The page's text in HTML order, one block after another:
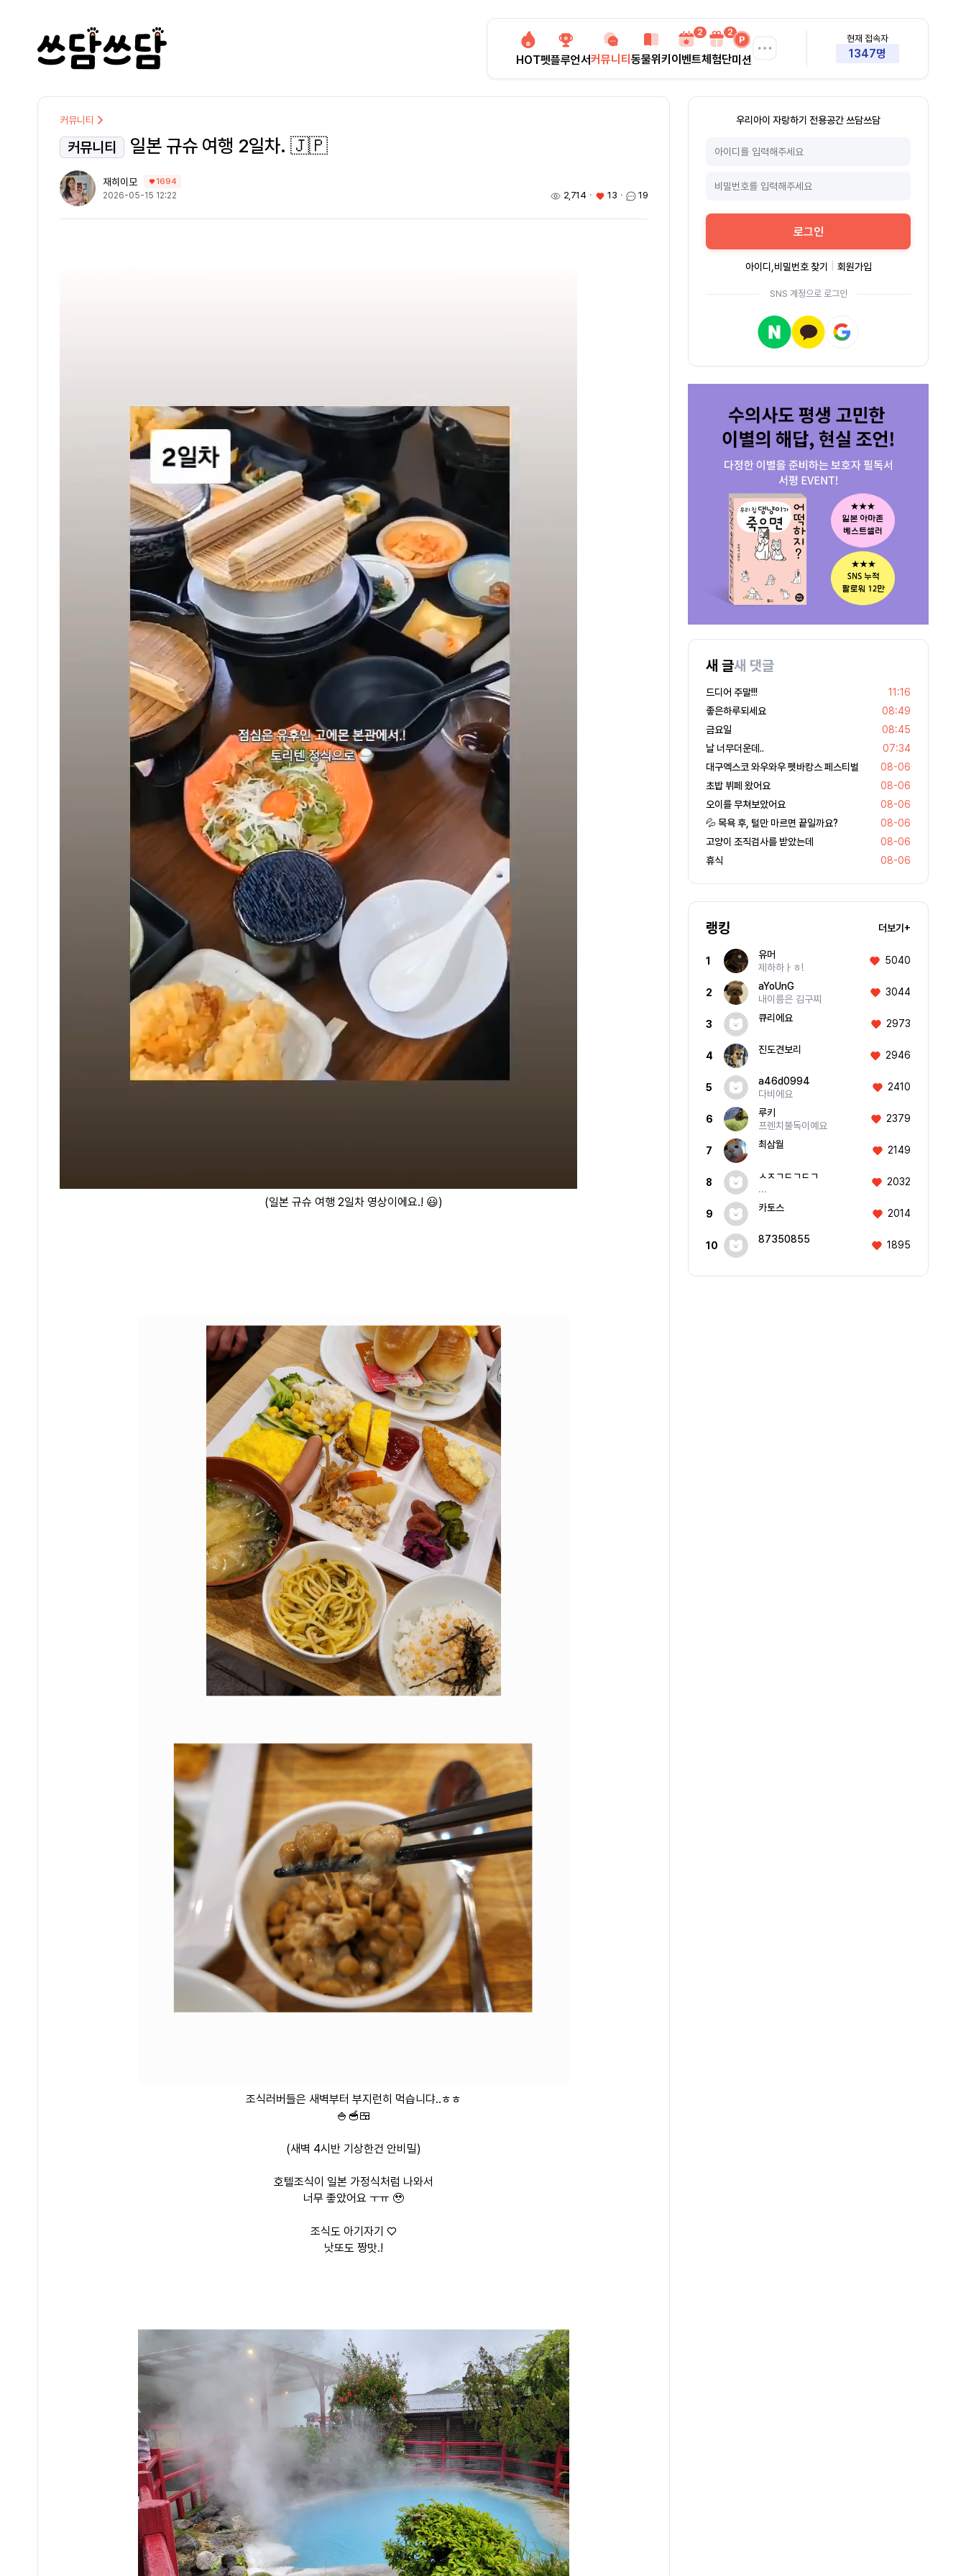
HOT펫플루언서커뮤니티 동물위키 이벤트
2
체험단
2
미션
현재 접속자
1347명
커뮤니티
커뮤니티 일본 규슈 여행 2일차. 🇯🇵
재히이모 1694
2026-05-15 12:22 2,714 ㆍ 13 ㆍ 19
(일본 규슈 여행 2일차 영상이에요.! 😃)
조식러버들은 새벽부터 부지런히 먹습니댜..ㅎㅎ
🍚🥣🍱
(새벽 4시반 기상한건 안비밀)
호텔조식이 일본 가정식처럼 나와서
너무 좋았어요 ㅜㅠ 🥹
조식도 아기자기 ♡
낫또도 짱맛.!
우리아이 자랑하기 전용공간 쓰담쓰담
로그인
아이디,비밀번호 찾기 회원가입
SNS 계정으로 로그인
새 글새 댓글
드디어 주말!!!
11:16
좋은하루되세요
08:49
금요일
08:45
날 너무더운데..
07:34
대구엑스코 와우와우 펫바캉스 페스티벌
08-06
초밥 뷔페 왔어요
08-06
오이를 무쳐보았어요
08-06
💦 목욕 후, 털만 마르면 끝일까요?
08-06
고양이 조직검사를 받았는데
08-06
휴식
08-06
랭킹 더보기+
1
유머
제하하ㅏㅎ!
5040
2
aYoUnG
내이름은 김구찌
3044
3
큐리에요 2973
4
진도견보리 2946
5
a46d0994
다비에요
2410
6
루키
프렌치불독이예요
2379
7
최삼월 2149
8
ㅅㅈㄱㄷㄱㄷㄱ
...
2032
9
카토스 2014
10
87350855 1895